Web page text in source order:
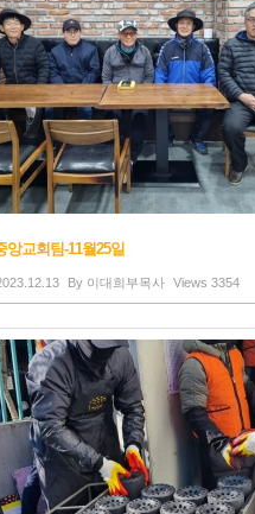
앙교회팀-11월25일
By 이대희부목사 Views 3354